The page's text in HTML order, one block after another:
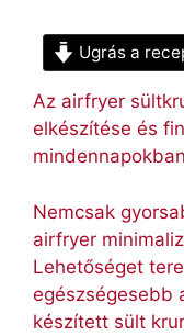
Ugrás a
Az airfryer
elkészítése és
Nemcsak
airfryer
Lehetőséget
egészségesebb
készített sült